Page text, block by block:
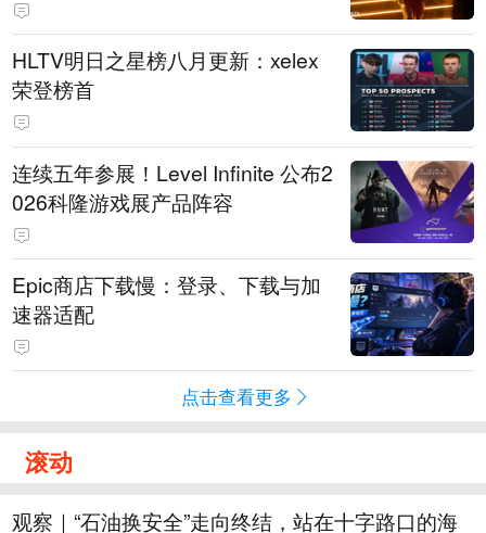
HLTV明日之星榜八月更新：xelex
荣登榜首
连续五年参展！Level Infinite 公布2
026科隆游戏展产品阵容
Epic商店下载慢：登录、下载与加
速器适配
点击查看更多
滚动
观察｜“石油换安全”走向终结，站在十字路口的海